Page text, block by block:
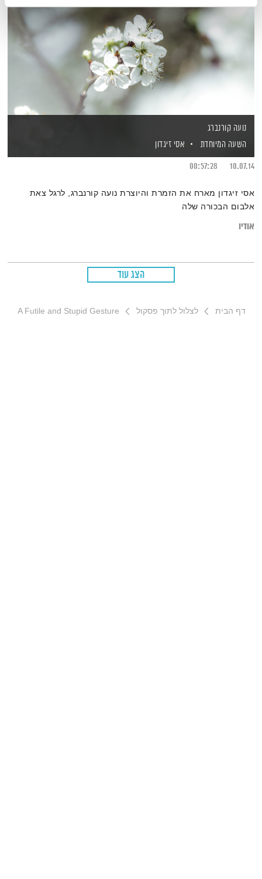
נועה קורנברג
השעה המיוחדת
אסי זיגדון
10.07.14
00:57:28
אסי זיגדון מארח את הזמרת והיוצרת נועה קורנברג, לרגל צאת
אלבום הבכורה שלה
אודיו
הצג עוד
דף הבית לצלול לתוך פסקול A Futile and Stupid Gesture